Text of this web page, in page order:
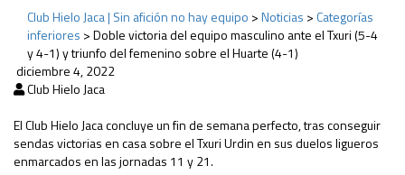
Club Hielo Jaca | Sin afición no hay equipo >Noticias > Categorías
inferiores >Doble victoria del equipo masculino ante el Txuri (5-4
y 4-1) y triunfo del femenino sobre el Huarte (4-1)
diciembre 4, 2022
Club Hielo Jaca
El Club Hielo Jaca concluye un fin de semana perfecto, tras conseguir
sendas victorias en casa sobre el Txuri Urdin en sus duelos ligueros
enmarcados en las jornadas 11 y 21.